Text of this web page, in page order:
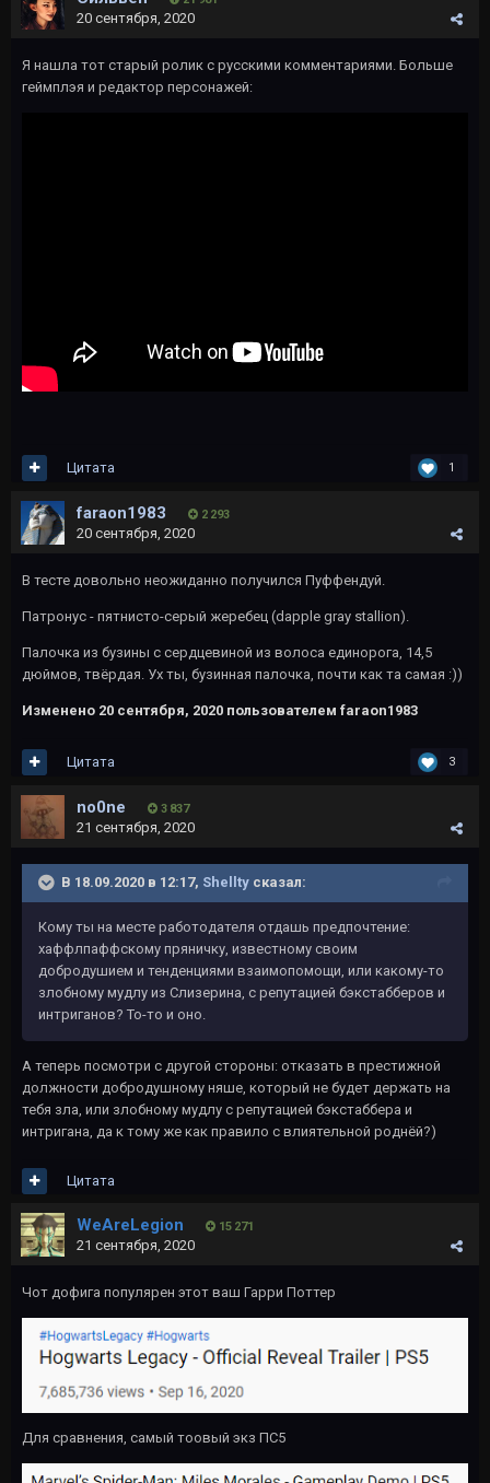
20 сентября, 2020
Я нашла тот старый ролик с русскими комментариями. Больше
геймплэя и редактор персонажей:
1
Цитата
faraon1983 2 293
20 сентября, 2020
В тесте довольно неожиданно получился Пуффендуй.
Патронус - пятнисто-серый жеребец (dapple gray stallion).
Палочка из бузины с сердцевиной из волоса единорога, 14,5
дюймов, твёрдая. Ух ты, бузинная палочка, почти как та самая :))
Изменено 20 сентября, 2020 пользователем faraon1983
3
Цитата
no0ne 3 837
21 сентября, 2020
В 18.09.2020 в 12:17, Shellty сказал:
Кому ты на месте работодателя отдашь предпочтение:
хаффлпаффскому пряничку, известному своим
добродушием и тенденциями взаимопомощи, или какому-то
злобному мудлу из Слизерина, с репутацией бэкстабберов и
интриганов? То-то и оно.
А теперь посмотри с другой стороны: отказать в престижной
должности добродушному няше, который не будет держать на
тебя зла, или злобному мудлу с репутацией бэкстаббера и
интригана, да к тому же как правило с влиятельной роднёй?)
Цитата
WeAreLegion 15 271
21 сентября, 2020
Чот дофига популярен этот ваш Гарри Поттер
Для сравнения, самый тоовый экз ПС5